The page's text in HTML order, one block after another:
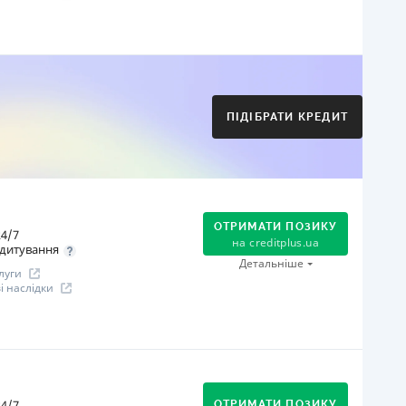
Через термінали самообслуговування
переоформлена 21.03.2024 р.
ПІДІБРАТИ КРЕДИТ
7
ОТРИМАТИ ПОЗИКУ
на creditplus.ua
Детальніше
Онлайн (через сайт або інтернет-банкінг)